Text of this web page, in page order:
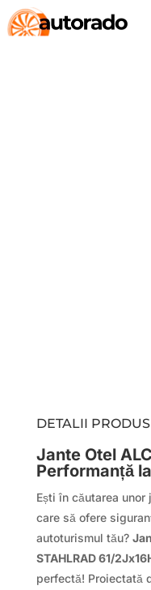
DETALII PRODUS
Jante Otel
Performanță
Ești în căutarea
care să ofere
autoturismul tău?
STAHLRAD 61/
perfectă! Proiectată